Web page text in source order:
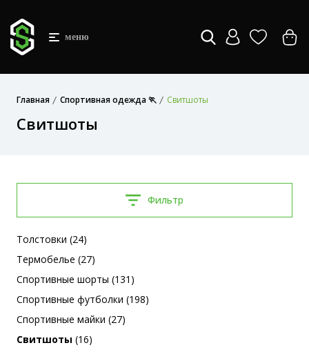
меню
Главная Спортивная одежда 🏃 Свитшоты
Свитшоты
Фильтр
Толстовки (24)
Термобелье (27)
Спортивные шорты (131)
Спортивные футболки (198)
Спортивные майки (27)
Свитшоты (16)